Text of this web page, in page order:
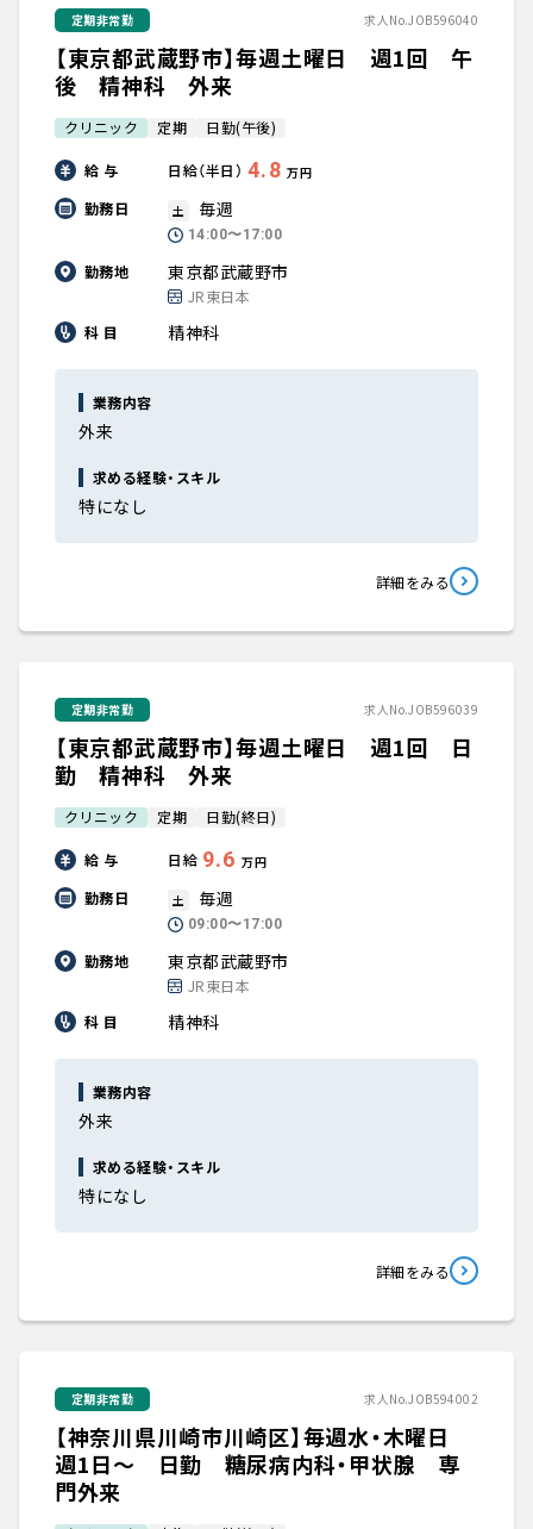
定期非常勤 求人No.JOB596040
【東京都武蔵野市】毎週土曜日 週1回 午
後 精神科 外来
クリニック 定期 日勤(午後)
給 与 日給（半日） 4.8 万円
勤務日 土 毎週
14:00〜17:00
勤務地 東京都武蔵野市
JR東日本
科 目
精神科
業務内容
外来
求める経験・スキル
特になし
詳細をみる
定期非常勤 求人No.JOB596039
【東京都武蔵野市】毎週土曜日 週1回 日
勤 精神科 外来
クリニック 定期 日勤(終日)
給 与 日給 9.6 万円
勤務日 土 毎週
09:00〜17:00
勤務地 東京都武蔵野市
JR東日本
科 目
精神科
業務内容
外来
求める経験・スキル
特になし
詳細をみる
定期非常勤 求人No.JOB594002
【神奈川県川崎市川崎区】毎週水・木曜日
週1日～ 日勤 糖尿病内科・甲状腺 専
門外来